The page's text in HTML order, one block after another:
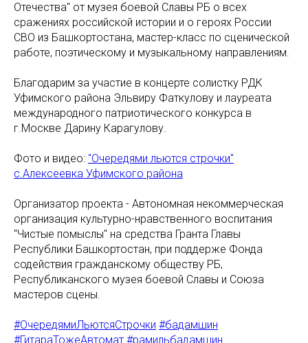
Отечества" от музея боевой Славы РБ о всех
сражениях российской истории и о героях России
СВО из Башкортостана, мастер-класс по сценической
работе, поэтическому и музыкальному направлениям.
Благодарим за участие в концерте солистку РДК
Уфимского района Эльвиру Фаткулову и лауреата
международного патриотического конкурса в
г.Москве Дарину Карагулову.
Фото и видео: "Очередями льются строчки"
с.Алексеевка Уфимского района
Организатор проекта - Автономная некоммерческая
организация культурно-нравственного воспитания
"Чистые помыслы" на средства Гранта Главы
Республики Башкортостан, при поддерже Фонда
содействия гражданскому обществу РБ,
Республиканского музея боевой Славы и Союза
мастеров сцены.
#ОчередямиЛьютсяСтрочки #бадамшин
#ГитараТожеАвтомат #рамильбадамшин